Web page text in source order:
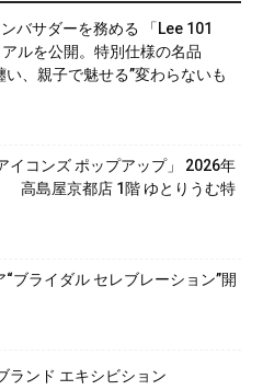
バサダーを務める 「Lee 101
ルを公開。特別仕様の名品
い、親子で魅せる”変わらないも
イコンズ ポップアップ」 2026年
高島屋京都店 1階 ゆとりうむ特
ブライダル セレブレーション”開
ランド エキシビション